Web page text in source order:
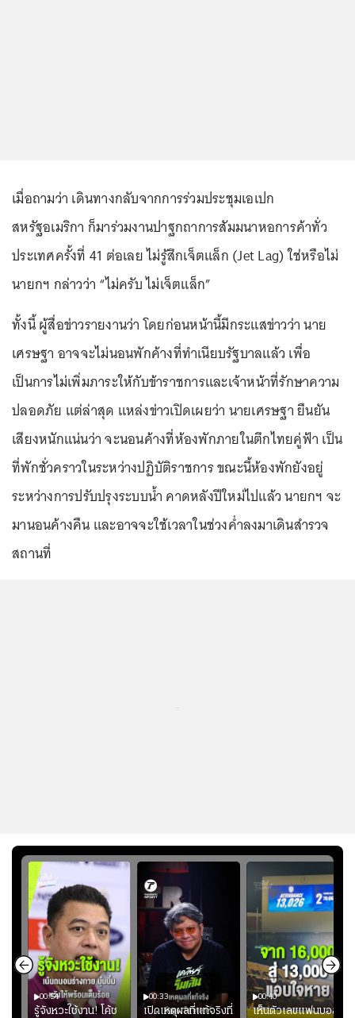
เมื่อถามว่า เดินทางกลับจากการร่วมประชุมเอเปก
สหรัฐอเมริกา ก็มาร่วมงานปาฐกถาการสัมมนาหอการค้าทั่ว
ประเทศครั้งที่ 41 ต่อเลย ไม่รู้สึกเจ็ตแล็ก (Jet Lag) ใช่หรือไม่
นายกฯ กล่าวว่า “ไม่ครับ ไม่เจ็ตแล็ก”
ทั้งนี้ ผู้สื่อข่าวรายงานว่า โดยก่อนหน้านี้มีกระแสข่าวว่า นาย
เศรษฐา อาจจะไม่นอนพักค้างที่ทำเนียบรัฐบาลแล้ว เพื่อ
เป็นการไม่เพิ่มภาระให้กับข้าราชการและเจ้าหน้าที่รักษาความ
ปลอดภัย แต่ล่าสุด แหล่งข่าวเปิดเผยว่า นายเศรษฐา ยืนยัน
เสียงหนักแน่นว่า จะนอนค้างที่ห้องพักภายในตึกไทยคู่ฟ้า เป็น
ที่พักชั่วคราวในระหว่างปฏิบัติราชการ ขณะนี้ห้องพักยังอยู่
ระหว่างการปรับปรุงระบบน้ำ คาดหลังปีใหม่ไปแล้ว นายกฯ จะ
มานอนค้างคืน และอาจจะใช้เวลาในช่วงค่ำลงมาเดินสำรวจ
สถานที่
00:54
รู้จังหวะใช้งาน! โค้ช
00:33
เปิดเหตุผลที่แท้จริงที่
00:40
เห็นตัวเลขแฟนบอล